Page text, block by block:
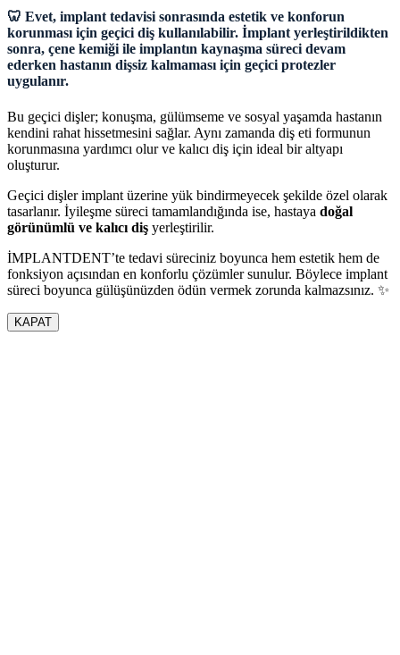
🦷 Evet, implant tedavisi sonrasında estetik ve konforun
korunması için geçici diş kullanılabilir. İmplant yerleştirildikten
sonra, çene kemiği ile implantın kaynaşma süreci devam
ederken hastanın dişsiz kalmaması için geçici protezler
uygulanır.
Bu geçici dişler; konuşma, gülümseme ve sosyal yaşamda hastanın
kendini rahat hissetmesini sağlar. Aynı zamanda diş eti formunun
korunmasına yardımcı olur ve kalıcı diş için ideal bir altyapı
oluşturur.
Geçici dişler implant üzerine yük bindirmeyecek şekilde özel olarak
tasarlanır. İyileşme süreci tamamlandığında ise, hastaya doğal
görünümlü ve kalıcı diş yerleştirilir.
İMPLANTDENT’te tedavi süreciniz boyunca hem estetik hem de
fonksiyon açısından en konforlu çözümler sunulur. Böylece implant
süreci boyunca gülüşünüzden ödün vermek zorunda kalmazsınız. ✨
KAPAT